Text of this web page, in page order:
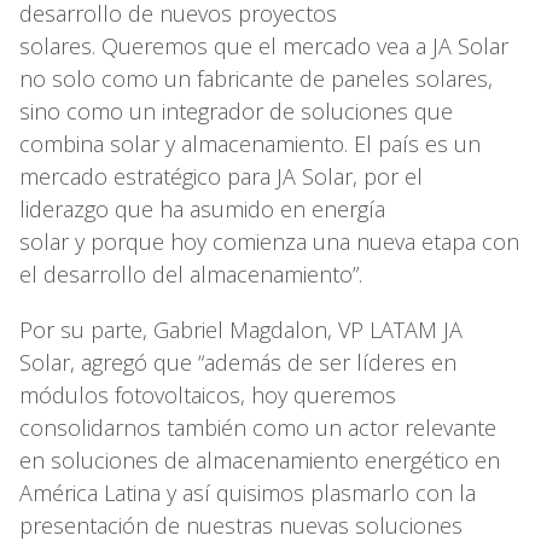
desarrollo de nuevos proyectos
solares. Queremos que el mercado vea a JA Solar
no solo como un fabricante de paneles solares,
sino como un integrador de soluciones que
combina solar y almacenamiento. El país es un
mercado estratégico para JA Solar, por el
liderazgo que ha asumido en energía
solar y porque hoy comienza una nueva etapa con
el desarrollo del almacenamiento”.
Por su parte, Gabriel Magdalon, VP LATAM JA
Solar, agregó que “además de ser líderes en
módulos fotovoltaicos, hoy queremos
consolidarnos también como un actor relevante
en soluciones de almacenamiento energético en
América Latina y así quisimos plasmarlo con la
presentación de nuestras nuevas soluciones